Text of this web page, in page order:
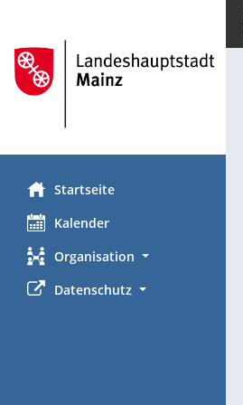
Startseite
Kalender
Organisation
Datenschutz